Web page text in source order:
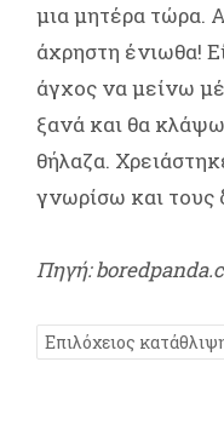
μια μητέρα τώρα.
άχρηστη ένιωθα!
άγχος να μείνω
ξανά και θα
θήλαζα.
γνωρίσω και τους
Πηγή:
Επιλόχειος